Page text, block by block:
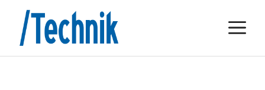
Inhalt
springen